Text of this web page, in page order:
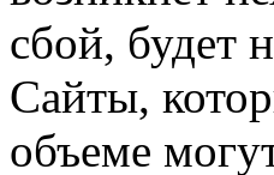
сбой, будет
Сайты,
объеме